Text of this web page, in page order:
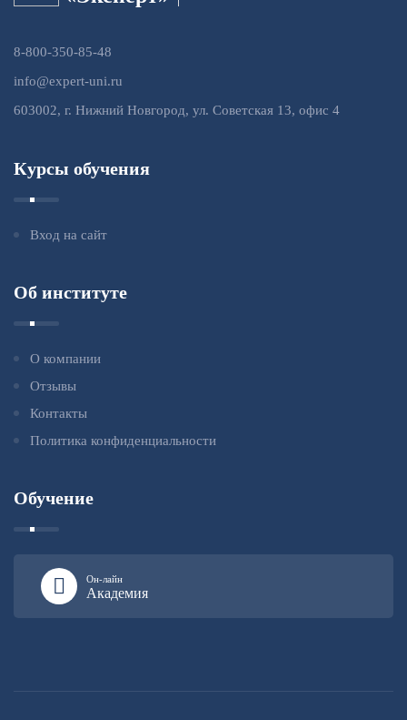
8-800-350-85-48
info@expert-uni.ru
603002, г. Нижний Новгород, ул. Советская 13, офис 4
Курсы обучения
Вход на сайт
Об институте
О компании
Отзывы
Контакты
Политика конфиденциальности
Обучение
Он-лайн
Академия